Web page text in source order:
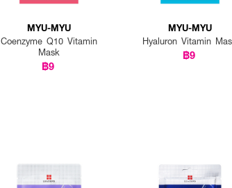
MYU-MYU
Coenzyme Q10 Vitamin
Mask
฿9
MYU-MYU
Hyaluron Vitamin
฿9